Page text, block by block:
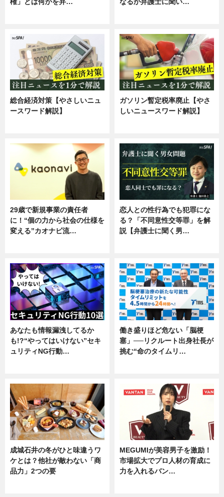
総合経済対策【やさしいニュ
ースワード解説】
ガソリン暫定税率廃止【やさ
しいニュースワード解説】
29歳で新規事業の責任者
に！“個の力から社会の仕様を
変える”カオナビ流…
恋人との性行為でも犯罪にな
る？「不同意性交等罪」を解
説【弁護士に聞く男…
あなたも情報漏洩してるか
も!?“やってはいけない”セキ
ュリティNG行動…
働き盛りほど危ない「脳梗
塞」──リクルート出身社長が
挑む“命のタイムリ…
成城石井の冬がひと味違うワ
ケとは？他社が敵わない「商
品力」2つの要
MEGUMIが美容男子を激励！
市場拡大でプロ人材の育成に
力を入れるバン…